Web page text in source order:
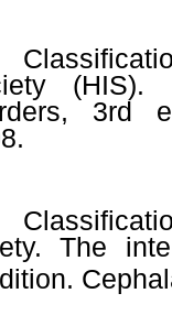
(HIS).
3rd
The